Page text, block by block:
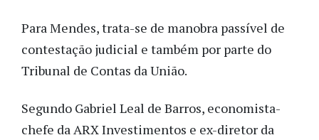
Para Mendes, trata-se de manobra passível de
contestação judicial e também por parte do
Tribunal de Contas da União.
Segundo Gabriel Leal de Barros, economista-
chefe da ARX Investimentos e ex-diretor da